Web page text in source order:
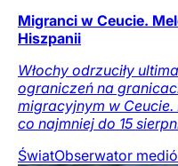
Migranci w Ceucie.
Hiszpanii
Włochy odrzuciły
ograniczeń na
migracyjnym w
co najmniej do 15
ŚwiatObserwator